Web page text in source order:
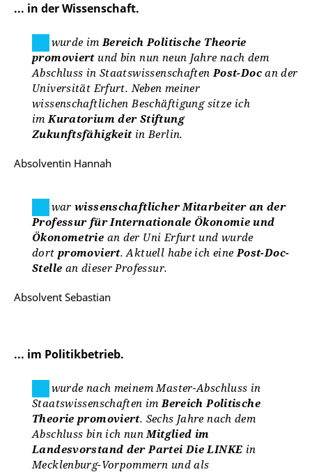
... in der Wissenschaft.
Ich wurde imBereich Politische Theorie
promoviertund bin nun neun Jahre nach dem
Abschluss in StaatswissenschaftenPost-Docan der
Universität Erfurt. Neben meiner
wissenschaftlichen Beschäftigung sitze ich
imKuratorium der Stiftung
Zukunftsfähigkeitin Berlin.
Absolventin Hannah
Ich warwissenschaftlicher Mitarbeiter an der
Professur für Internationale Ökonomie und
Ökonometrie an der Uni Erfurt und wurde
dort promoviert. Aktuell habe ich eine Post-Doc-
Stelle an dieser Professur.
Absolvent Sebastian
... im Politikbetrieb.
Ich wurde nach meinem Master-Abschluss in
Staatswissenschaften imBereich Politische
Theorie promoviert. Sechs Jahre nach dem
Abschluss bin ich nunMitglied im
Landesvorstand der Partei Die LINKE in
Mecklenburg-Vorpommern und als